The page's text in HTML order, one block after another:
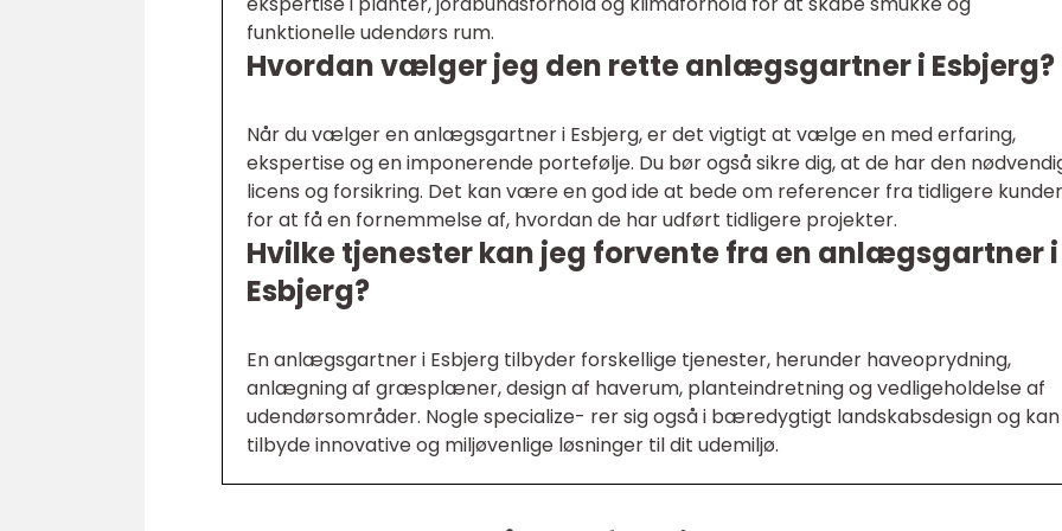
funktionelle udendørs rum.
Hvordan vælger jeg den rette anlægsgartner i Esbjerg?
Når du vælger en anlægsgartner i Esbjerg, er det vigtigt at vælge en med erfaring,
ekspertise og en imponerende portefølje. Du bør også sikre dig, at de har den
licens og forsikring. Det kan være en god ide at bede om referencer fra tidligere kunder
for at få en fornemmelse af, hvordan de har udført tidligere projekter.
Hvilke tjenester kan jeg forvente fra en anlægsgartner i
Esbjerg?
En anlægsgartner i Esbjerg tilbyder forskellige tjenester, herunder haveoprydning,
anlægning af græsplæner, design af haverum, planteindretning og vedligeholdelse af
udendørsområder. Nogle specialize- rer sig også i bæredygtigt landskabsdesign og kan
tilbyde innovative og miljøvenlige løsninger til dit udemiljø.